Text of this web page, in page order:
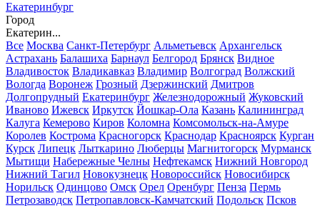
Екатеринбург
Город
Екатерин...
Все Москва Санкт-Петербург Альметьевск Архангельск
Астрахань Балашиха Барнаул Белгород Брянск Видное
Владивосток Владикавказ Владимир Волгоград Волжский
Вологда Воронеж Грозный Дзержинский Дмитров
Долгопрудный Екатеринбург Железнодорожный Жуковский
Иваново Ижевск Иркутск Йошкар-Ола Казань Калининград
Калуга Кемерово Киров Коломна Комсомольск-на-Амуре
Королев Кострома Красногорск Краснодар Красноярск Курган
Курск Липецк Лыткарино Люберцы Магнитогорск Мурманск
Мытищи Набережные Челны Нефтекамск Нижний Новгород
Нижний Тагил Новокузнецк Новороссийск Новосибирск
Норильск Одинцово Омск Орел Оренбург Пенза Пермь
Петрозаводск Петропавловск-Камчатский Подольск Псков